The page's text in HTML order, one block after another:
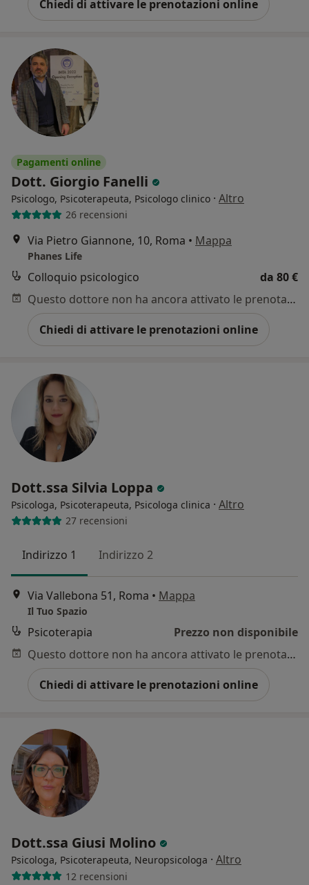
Chiedi di attivare le prenotazioni online
Pagamenti online
Dott. Giorgio Fanelli
Psicologo, Psicoterapeuta, Psicologo clinico · Altro
26 recensioni
Via Pietro Giannone, 10, Roma • Mappa
Phanes Life
Colloquio psicologico
da 80 €
Questo dottore non ha ancora attivato le prenotazioni online presso questo indirizzo.
Chiedi di attivare le prenotazioni online
Dott.ssa Silvia Loppa
Psicologa, Psicoterapeuta, Psicologa clinica · Altro
27 recensioni
Indirizzo 1 Indirizzo 2
Via Vallebona 51, Roma • Mappa
Il Tuo Spazio
Psicoterapia
Prezzo non disponibile
Questo dottore non ha ancora attivato le prenotazioni online presso questo indirizzo.
Chiedi di attivare le prenotazioni online
Dott.ssa Giusi Molino
Psicologa, Psicoterapeuta, Neuropsicologa · Altro
12 recensioni